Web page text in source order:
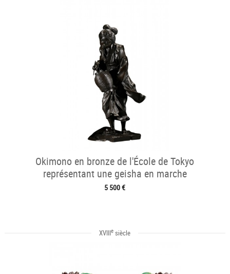
Okimono en bronze de l'École de Tokyo
représentant une geisha en marche
5 500 €
XVIIIe siècle